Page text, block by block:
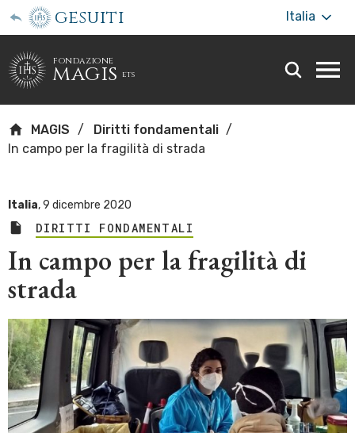
gesuiti Italia
fondazione
magis ets
MAGIS
Diritti fondamentali
In campo per la fragilità di strada
Italia,9 dicembre 2020
DIRITTI FONDAMENTALI
In campo per la fragilità di
strada